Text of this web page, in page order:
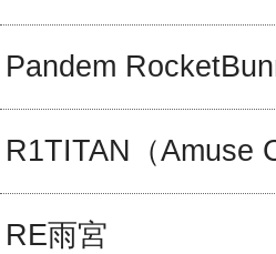
Pandem
R1TITAN（Amuse
RE雨宮